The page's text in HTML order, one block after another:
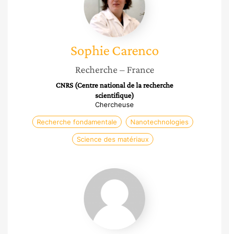
Sophie Carenco
Recherche – France
CNRS (Centre national de la recherche
scientifique)
Chercheuse
Recherche fondamentale Nanotechnologies
Science des matériaux
Isabelle
Sagnes